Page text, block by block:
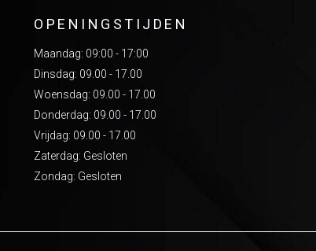
OPENINGSTIJDEN
Maandag: 09:00 - 17:00
Dinsdag: 09.00 - 17.00
Woensdag: 09.00 - 17.00
Donderdag: 09.00 - 17.00
Vrijdag: 09.00 - 17.00
Zaterdag: Gesloten
Zondag: Gesloten